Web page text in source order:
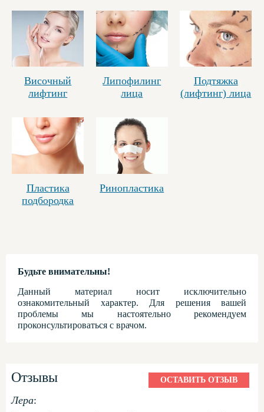
Височный
лифтинг
Липофилинг
лица
Подтяжка
(лифтинг) лица
Пластика
подбородка
Ринопластика
Будьте внимательны!
Данный материал носит исключительно
ознакомительный характер. Для решения вашей
проблемы мы настоятельно рекомендуем
проконсультироваться с врачом.
Отзывы ОСТАВИТЬ ОТЗЫВ
Лера: